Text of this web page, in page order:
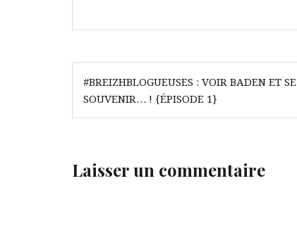
Navigation
de
l’article
#BREIZHBLOGUEUSES : VOIR BADEN ET SE
SOUVENIR… ! {ÉPISODE 1}
Laisser un commentaire